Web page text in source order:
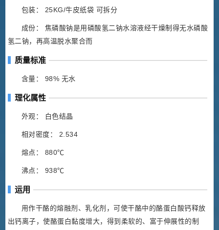
包装： 25KG/牛皮纸袋 可拆分
成份： 焦磷酸钠是用磷酸氢二钠水溶液经干燥制得无水磷酸
氢二钠，再高温脱水聚合而
质量标准
含量： 98% 无水
理化属性
外观： 白色结晶
相对密度： 2.534
熔点： 880℃
沸点： 938℃
运用
用作干酪的熔融剂、乳化剂，可使干酪中的酪蛋白酸钙释放
出钙离子，使酪蛋白黏度增大，得到柔软的、富于伸展性的制